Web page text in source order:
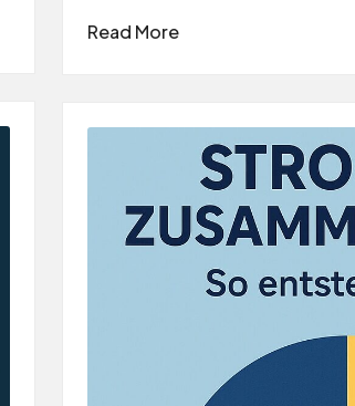
Read More